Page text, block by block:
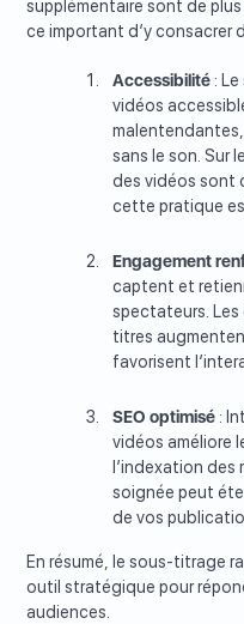
supplémentaire sont de
ce important d’y consacrer
Accessibilité :
vidéos
sans le son. Sur
des vidéos sont
cette pratique
Engagement
captent et
spectateurs.
titres
favorisent
SEO optimisé :
vidéos améliore
l’indexation
soignée peut
de vos
En résumé, le sous-titrage
outil stratégique pour
audiences.